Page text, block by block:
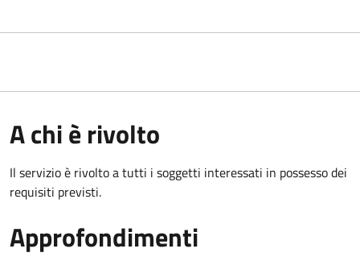
A chi è rivolto
Il servizio è rivolto a tutti i soggetti interessati in possesso dei
requisiti previsti.
Approfondimenti